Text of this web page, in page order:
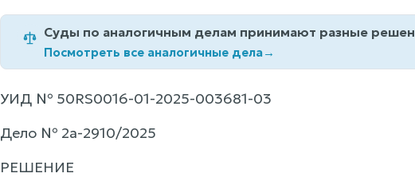
Суды по аналогичным делам принимают разные
Посмотреть все аналогичные дела→
УИД № 50RS0016-01-2025-003681-03
Дело № 2а-2910/2025
РЕШЕНИЕ